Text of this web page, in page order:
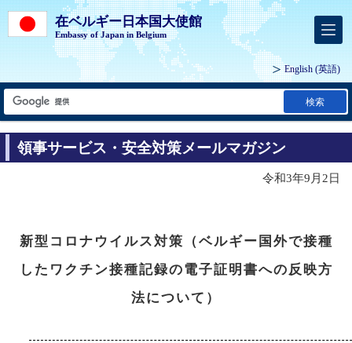
在ベルギー日本国大使館
Embassy of Japan in Belgium
English (英語)
検索
領事サービス・安全対策メールマガジン
令和3年9月2日
新型コロナウイルス対策（ベルギー国外で接種
したワクチン接種記録の電子証明書への反映方
法について）